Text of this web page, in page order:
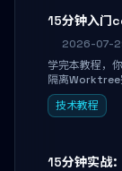
15分钟入门
2026-07-
学完本教程，
隔离Worktree
AI代码改写。
做审阅和决策。
技术教程
15分钟实战